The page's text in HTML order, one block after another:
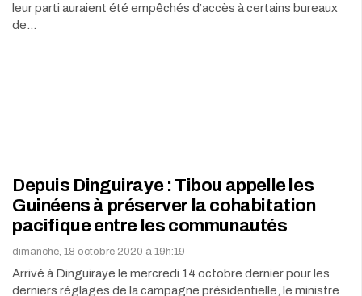
leur parti auraient été empêchés d’accès à certains bureaux
de…
Depuis Dinguiraye : Tibou appelle les
Guinéens à préserver la cohabitation
pacifique entre les communautés
dimanche, 18 octobre 2020 à 19h:19
Arrivé à Dinguiraye le mercredi 14 octobre dernier pour les
derniers réglages de la campagne présidentielle, le ministre